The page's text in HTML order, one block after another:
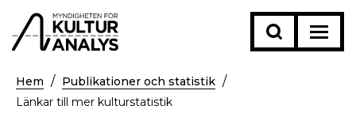
Hem
Publikationer och statistik
Länkar till mer kulturstatistik